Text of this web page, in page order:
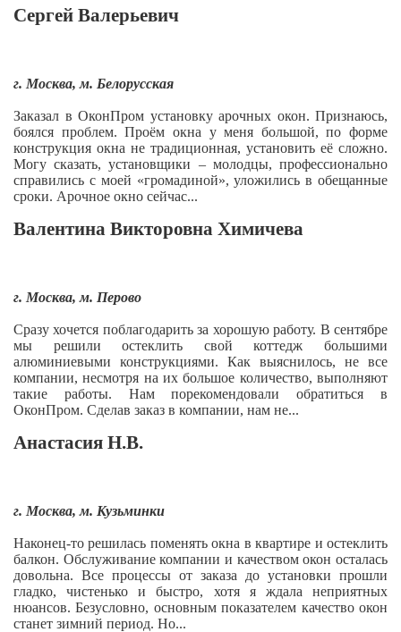
Сергей Валерьевич
г. Москва, м. Белорусская
Заказал в ОконПром установку арочных окон. Признаюсь,
боялся проблем. Проём окна у меня большой, по форме
конструкция окна не традиционная, установить её сложно.
Могу сказать, установщики – молодцы, профессионально
справились с моей «громадиной», уложились в обещанные
сроки. Арочное окно сейчас...
Валентина Викторовна Химичева
г. Москва, м. Перово
Сразу хочется поблагодарить за хорошую работу. В сентябре
мы решили остеклить свой коттедж большими
алюминиевыми конструкциями. Как выяснилось, не все
компании, несмотря на их большое количество, выполняют
такие работы. Нам порекомендовали обратиться в
ОконПром. Сделав заказ в компании, нам не...
Анастасия Н.В.
г. Москва, м. Кузьминки
Наконец-то решилась поменять окна в квартире и остеклить
балкон. Обслуживание компании и качеством окон осталась
довольна. Все процессы от заказа до установки прошли
гладко, чистенько и быстро, хотя я ждала неприятных
нюансов. Безусловно, основным показателем качество окон
станет зимний период. Но...